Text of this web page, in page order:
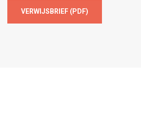
VERWIJSBRIEF (PDF)